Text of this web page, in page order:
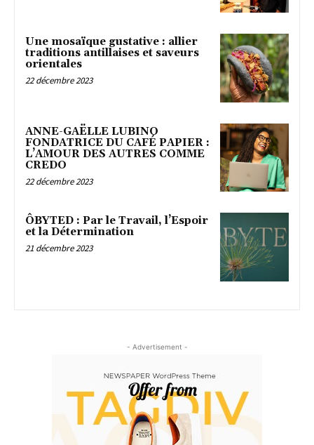
Une mosaïque gustative : allier
traditions antillaises et saveurs
orientales
22 décembre 2023
ANNE-GAËLLE LUBINO
FONDATRICE DU CAFÉ PAPIER :
L’AMOUR DES AUTRES COMME
CREDO
22 décembre 2023
ÔBYTED : Par le Travail, l’Espoir
et la Détermination
21 décembre 2023
- Advertisement -